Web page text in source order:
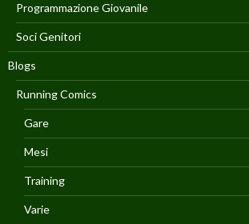
Programmazione Giovanile
Soci Genitori
Blogs
Running Comics
Gare
Mesi
Training
Varie